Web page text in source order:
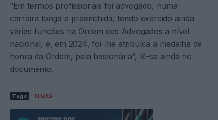
“Em termos profissionais foi advogado, numa
carreira longa e preenchida, tendo exercido ainda
várias funções na Ordem dos Advogados a nível
nacional, e, em 2024, foi-lhe atribuída a medalha de
honra da Ordem, pela bastonária”, lê-se ainda no
documento.
Tags ELVAS